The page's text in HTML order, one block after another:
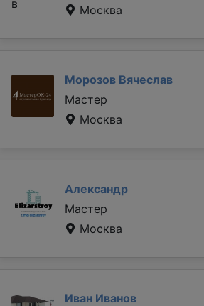
Москва
Морозов Вячеслав
Мастер
Москва
Александр
Мастер
Москва
Иван Иванов